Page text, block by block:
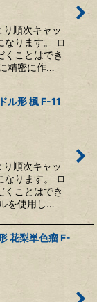
順次キャッ
なります。 ロ
くことはでき
精密に作…
ル形 楓 F-11
順次キャッ
なります。 ロ
くことはでき
を使用し…
花梨単色瘤 F-